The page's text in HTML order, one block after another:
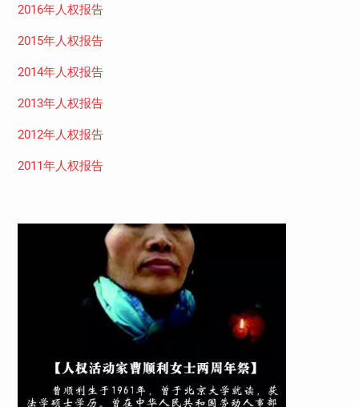
2016年人权报告
2015年人权报告
2014年人权报告
2013年人权报告
2012年人权报告
2011年人权报告